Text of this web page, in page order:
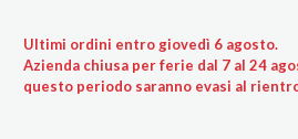
Ultimi ordini entro giovedì 6 agosto.
Azienda chiusa per ferie dal 7 al 24
questo periodo saranno evasi al